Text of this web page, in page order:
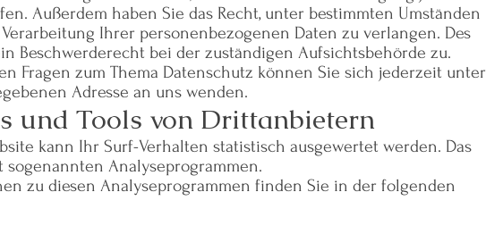
Außerdem haben Sie das Recht, unter bestimmten Umständen
Ihrer personenbezogenen Daten zu verlangen. Des
Beschwerderecht bei der zuständigen Aufsichtsbehörde zu.
Fragen zum Thema Datenschutz können Sie sich jederzeit unter
Adresse an uns wenden.
und Tools von Dritt­anbietern
kann Ihr Surf-Verhalten statistisch ausgewertet werden. Das
Analyseprogrammen.
zu diesen Analyseprogrammen finden Sie in der folgenden